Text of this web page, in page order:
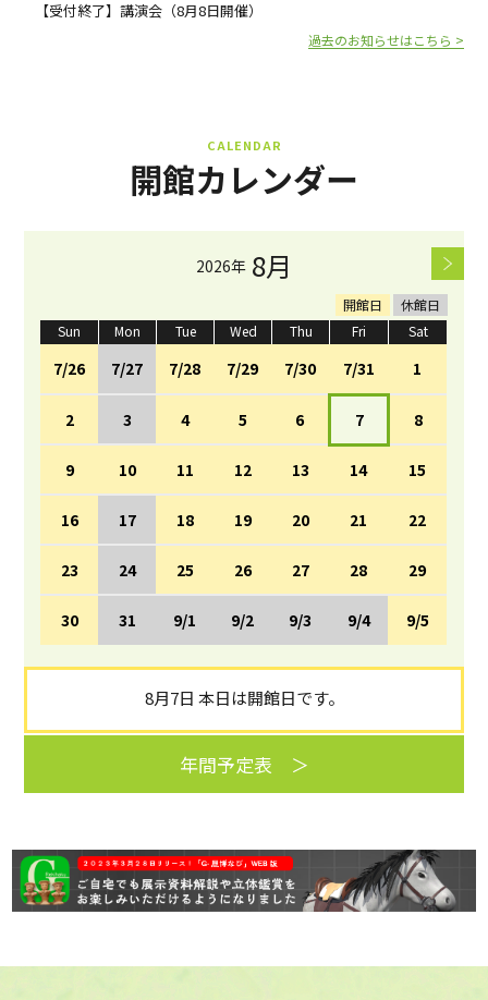
【受付終了】講演会（8月8日開催）
過去のお知らせはこちら >
CALENDAR
開館カレンダー
2026年 8月
開館日
休館日
Sun
Mon Tue Wed Thu Fri Sat
7/26 7/27 7/28 7/29 7/30 7/31 1
2 3 4 5 6 7 8
9 10 11 12 13 14 15
16 17 18 19 20 21 22
23 24 25 26 27 28 29
30 31 9/1 9/2 9/3 9/4 9/5
8月7日 本日は開館日です。
年間予定表 ＞